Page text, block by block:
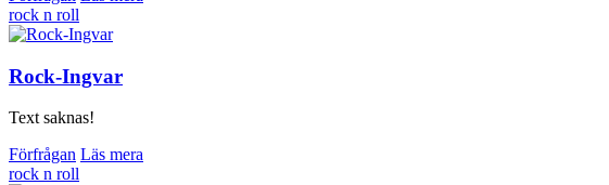
rock n roll
Rock-Ingvar
Text saknas!
Förfrågan Läs mera
rock n roll